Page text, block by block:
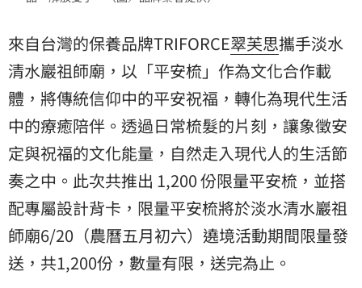
來自台灣的保養品牌TRIFORCE翠芙思攜手淡水
清水巖祖師廟，以「平安梳」作為文化合作載
體，將傳統信仰中的平安祝福，轉化為現代生活
中的療癒陪伴。透過日常梳髮的片刻，讓象徵安
定與祝福的文化能量，自然走入現代人的生活節
奏之中。此次共推出 1,200 份限量平安梳，並搭
配專屬設計背卡，限量平安梳將於淡水清水巖祖
師廟6/20（農曆五月初六）遶境活動期間限量發
送，共1,200份，數量有限，送完為止。